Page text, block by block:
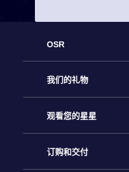
OSR
客户服务
联系我们
博客
我们的礼物
Online Star礼物
OSR 礼物包
观看您的星星
Online Star Register
订购和交付